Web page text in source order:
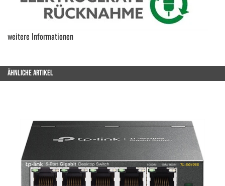
weitere Informationen
ÄHNLICHE ARTIKEL